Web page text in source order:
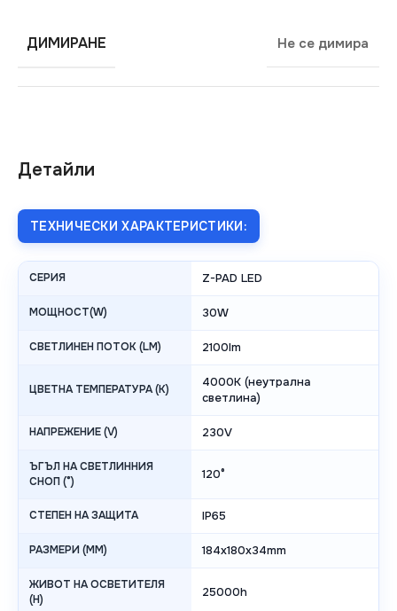
Детайли
ТЕХНИЧЕСКИ ХАРАКТЕРИСТИКИ:
СЕРИЯ Z-PAD LED
МОЩНОСТ(W) 30W
СВЕТЛИНЕН ПОТОК (LM) 2100lm
ЦВЕТНА ТЕМПЕРАТУРА (K)
4000K (неутрална
светлина)
НАПРЕЖЕНИЕ (V) 230V
ЪГЪЛ НА СВЕТЛИННИЯ
СНОП (°)
120°
СТЕПЕН НА ЗАЩИТА IP65
РАЗМЕРИ (MM) 184x180x34mm
ЖИВОТ НА ОСВЕТИТЕЛЯ
(H)
25000h
ДИМИРАНЕ Не се димира